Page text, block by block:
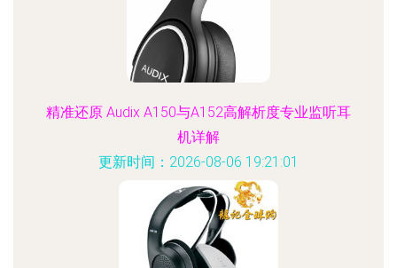
精准还原 Audix A150与A152高解析度专业监听耳
机详解
更新时间：2026-08-06 19:21:01